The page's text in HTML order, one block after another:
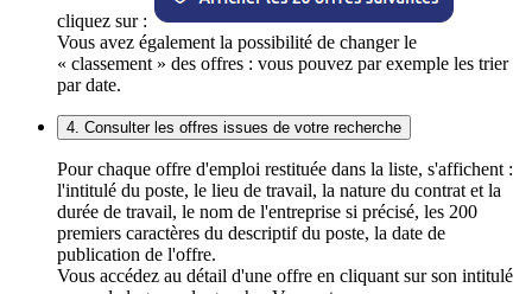
cliquez sur :
Vous avez également la possibilité de changer le
« classement » des offres : vous pouvez par exemple les trier
par date.
4. Consulter les offres issues de votre recherche
Pour chaque offre d'emploi restituée dans la liste, s'affichent :
l'intitulé du poste, le lieu de travail, la nature du contrat et la
durée de travail, le nom de l'entreprise si précisé, les 200
premiers caractères du descriptif du poste, la date de
publication de l'offre.
Vous accédez au détail d'une offre en cliquant sur son intitulé